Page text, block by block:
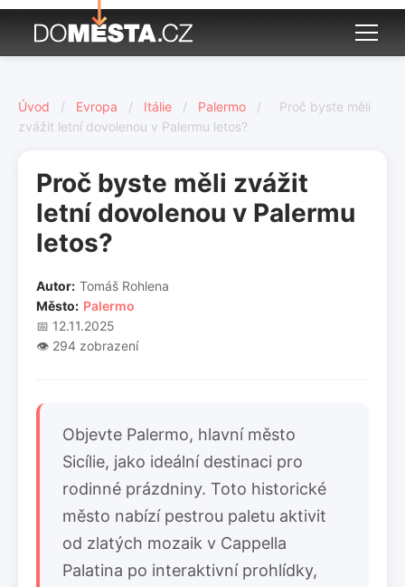
Úvod / Evropa / Itálie / Palermo /
Proč byste měli
zvážit letní dovolenou v Palermu letos?
Proč byste měli zvážit
letní dovolenou v Palermu
letos?
Autor: Tomáš Rohlena
Město: Palermo
📅 12.11.2025
👁️ 294 zobrazení
Objevte Palermo, hlavní město
Sicílie, jako ideální destinaci pro
rodinné prázdniny. Toto historické
město nabízí pestrou paletu aktivit
od zlatých mozaik v Cappella
Palatina po interaktivní prohlídky,